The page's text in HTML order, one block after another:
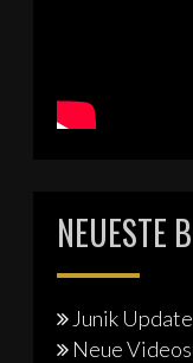
NEUESTE
Junik
Neue